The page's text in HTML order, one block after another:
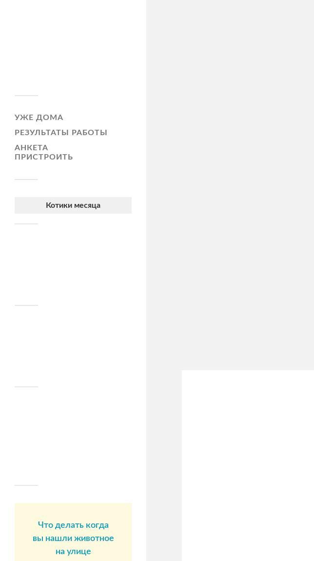
УЖЕ ДОМА
РЕЗУЛЬТАТЫ РАБОТЫ
АНКЕТА
ПРИСТРОИТЬ
Котики месяца
Что делать когда
вы нашли животное
на улице